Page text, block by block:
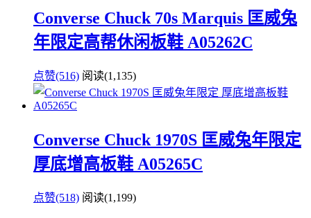
Converse Chuck 70s Marquis 匡威兔
年限定高帮休闲板鞋 A05262C
点赞(516) 阅读(1,135)
Converse Chuck 1970S 匡威兔年限定
厚底增高板鞋 A05265C
点赞(518) 阅读(1,199)